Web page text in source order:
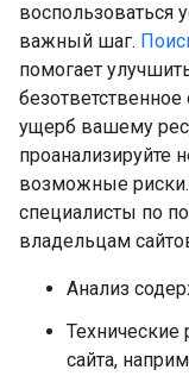
воспользоваться
важный шаг.
помогает
ущерб вашему
проанализируйте
возможные риски.
специалисты по
владельцам
Анализ
Технические
сайта,